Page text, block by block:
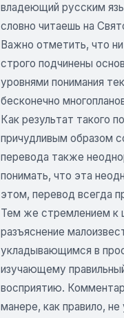
владеющий русским
словно читаешь на
Важно отметить, что
строго подчинены
уровнями понимания
бесконечно
Как результат такого
причудливым образом
перевода также
понимать, что эта
этом, перевод всегда
Тем же стремлением к
разъяснение
укладывающимся в
изучающему
восприятию.
манере, как правило,